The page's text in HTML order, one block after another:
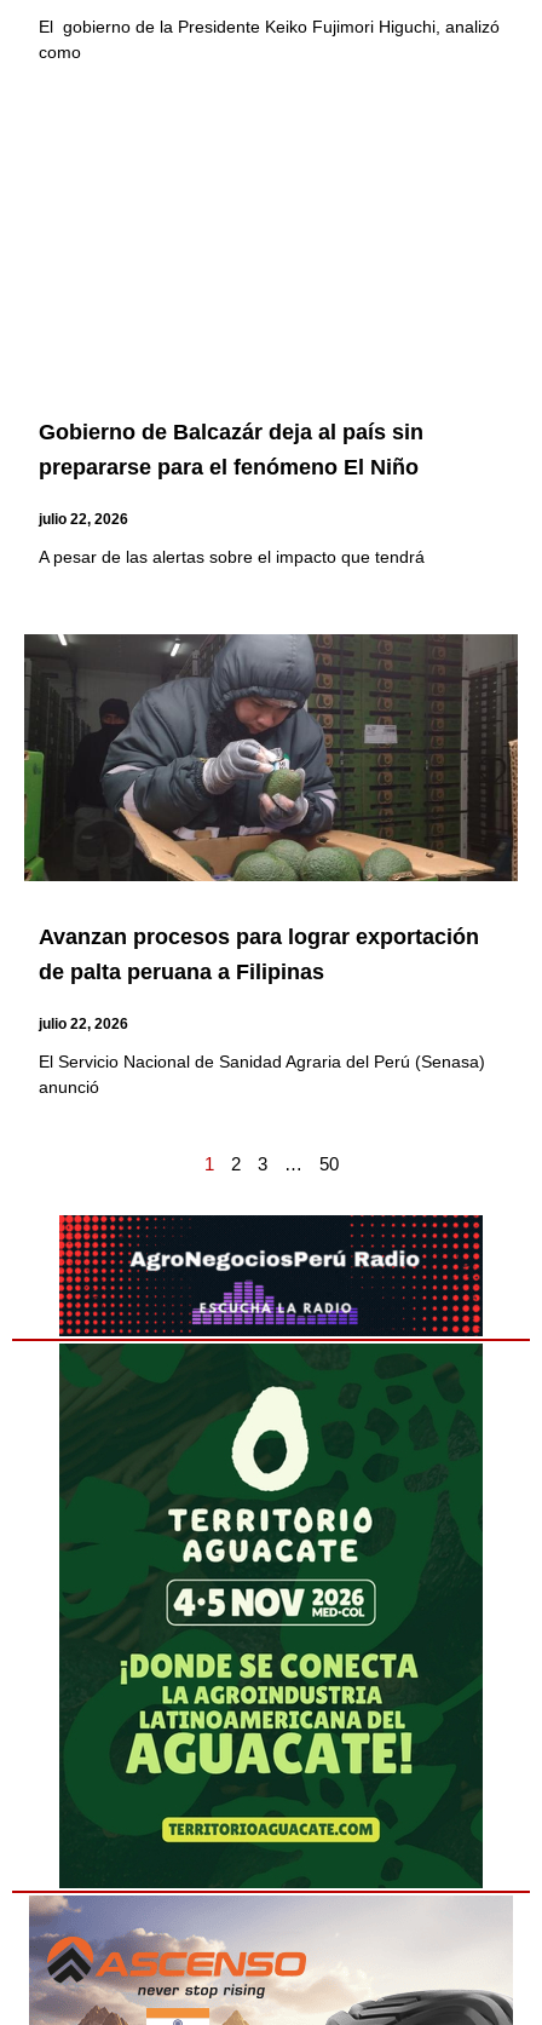
El gobierno de la Presidente Keiko Fujimori Higuchi, analizó
como
Gobierno de Balcazár deja al país sin
prepararse para el fenómeno El Niño
julio 22, 2026
A pesar de las alertas sobre el impacto que tendrá
Avanzan procesos para lograr exportación
de palta peruana a Filipinas
julio 22, 2026
El Servicio Nacional de Sanidad Agraria del Perú (Senasa)
anunció
1 2 3 … 50